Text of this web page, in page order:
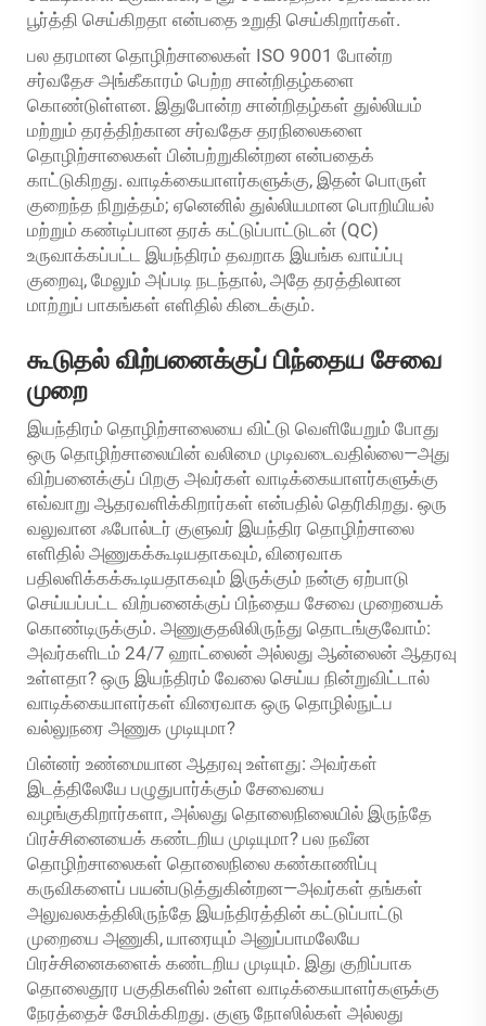
பூர்த்தி செய்கிறதா என்பதை உறுதி செய்கிறார்கள்.
பல தரமான தொழிற்சாலைகள் ISO 9001 போன்ற
சர்வதேச அங்கீகாரம் பெற்ற சான்றிதழ்களை
கொண்டுள்ளன. இதுபோன்ற சான்றிதழ்கள் துல்லியம்
மற்றும் தரத்திற்கான சர்வதேச தரநிலைகளை
தொழிற்சாலைகள் பின்பற்றுகின்றன என்பதைக்
காட்டுகிறது. வாடிக்கையாளர்களுக்கு, இதன் பொருள்
குறைந்த நிறுத்தம்; ஏனெனில் துல்லியமான பொறியியல்
மற்றும் கண்டிப்பான தரக் கட்டுப்பாட்டுடன் (QC)
உருவாக்கப்பட்ட இயந்திரம் தவறாக இயங்க வாய்ப்பு
குறைவு, மேலும் அப்படி நடந்தால், அதே தரத்திலான
மாற்றுப் பாகங்கள் எளிதில் கிடைக்கும்.
கூடுதல் விற்பனைக்குப் பிந்தைய சேவை
முறை
இயந்திரம் தொழிற்சாலையை விட்டு வெளியேறும் போது
ஒரு தொழிற்சாலையின் வலிமை முடிவடைவதில்லை—அது
விற்பனைக்குப் பிறகு அவர்கள் வாடிக்கையாளர்களுக்கு
எவ்வாறு ஆதரவளிக்கிறார்கள் என்பதில் தெரிகிறது. ஒரு
வலுவான ஃபோல்டர் குளுவர் இயந்திர தொழிற்சாலை
எளிதில் அணுகக்கூடியதாகவும், விரைவாக
பதிலளிக்கக்கூடியதாகவும் இருக்கும் நன்கு ஏற்பாடு
செய்யப்பட்ட விற்பனைக்குப் பிந்தைய சேவை முறையைக்
கொண்டிருக்கும். அணுகுதலிலிருந்து தொடங்குவோம்:
அவர்களிடம் 24/7 ஹாட்லைன் அல்லது ஆன்லைன் ஆதரவு
உள்ளதா? ஒரு இயந்திரம் வேலை செய்ய நின்றுவிட்டால்
வாடிக்கையாளர்கள் விரைவாக ஒரு தொழில்நுட்ப
வல்லுநரை அணுக முடியுமா?
பின்னர் உண்மையான ஆதரவு உள்ளது: அவர்கள்
இடத்திலேயே பழுதுபார்க்கும் சேவையை
வழங்குகிறார்களா, அல்லது தொலைநிலையில் இருந்தே
பிரச்சினையைக் கண்டறிய முடியுமா? பல நவீன
தொழிற்சாலைகள் தொலைநிலை கண்காணிப்பு
கருவிகளைப் பயன்படுத்துகின்றன—அவர்கள் தங்கள்
அலுவலகத்திலிருந்தே இயந்திரத்தின் கட்டுப்பாட்டு
முறையை அணுகி, யாரையும் அனுப்பாமலேயே
பிரச்சினைகளைக் கண்டறிய முடியும். இது குறிப்பாக
தொலைதூர பகுதிகளில் உள்ள வாடிக்கையாளர்களுக்கு
நேரத்தைச் சேமிக்கிறது. குளு நோஸில்கள் அல்லது